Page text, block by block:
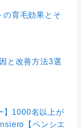
の育毛効果とそ
と改善方法3選
】1000名以上が
【ペンシエ